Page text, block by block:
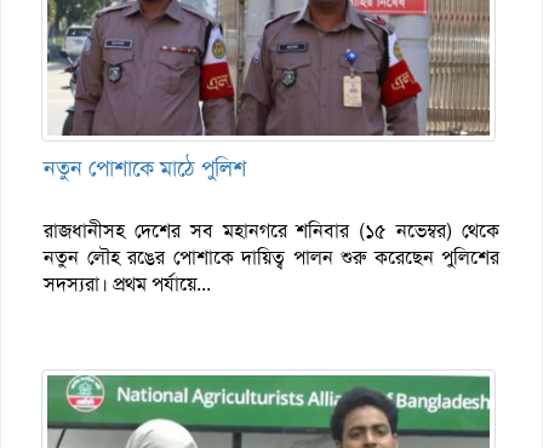
নতুন পোশাকে মাঠে পুলিশ
রাজধানীসহ দেশের সব মহানগরে শনিবার (১৫ নভেম্বর) থেকে
নতুন লৌহ রঙের পোশাকে দায়িত্ব পালন শুরু করেছেন পুলিশের
সদস্যরা। প্রথম পর্যায়ে...